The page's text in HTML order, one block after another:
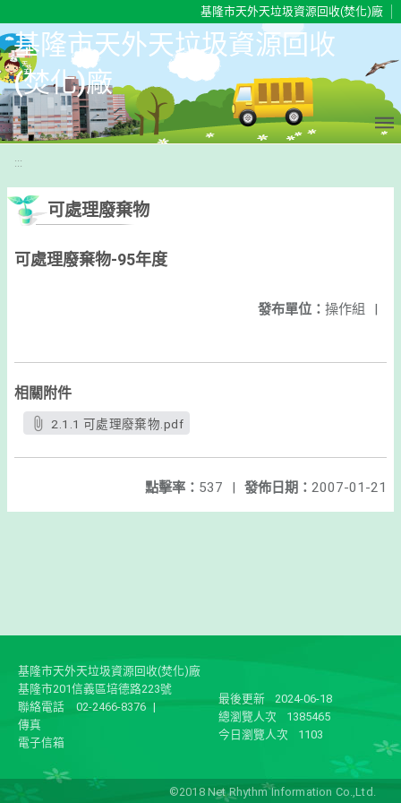
基隆市天外天垃圾資源回收(焚化)廠
基隆市天外天垃圾資源回收
(焚化)廠
:::
可處理廢棄物
可處理廢棄物-95年度
發布單位： 操作組 |
相關附件
2.1.1 可處理廢棄物.pdf
發佈日期： 2007-01-21
點擊率： 537 |
基隆市天外天垃圾資源回收(焚化)廠
基隆市201信義區培德路223號
聯絡電話
02-2466-8376 |
傳真
電子信箱
最後更新
2024-06-18
總瀏覽人次
1385465
今日瀏覽人次
1103
©2018 Net Rhythm Information Co.,Ltd.